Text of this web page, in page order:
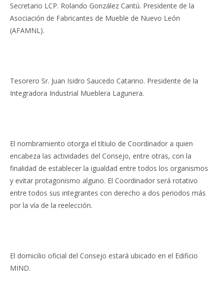
Secretario LCP. Rolando González Cantú. Presidente de la
Asociación de Fabricantes de Mueble de Nuevo León
(AFAMNL).
Tesorero Sr. Juan Isidro Saucedo Catarino. Presidente de la
Integradora Industrial Mueblera Lagunera.
El nombramiento otorga el títiulo de Coordinador a quien
encabeza las actividades del Consejo, entre otras, con la
finalidad de establecer la igualdad entre todos los organismos
y evitar protagonismo alguno. El Coordinador será rotativo
entre todos sus integrantes con derecho a dos periodos más
por la vía de la reelección.
El domicilio oficial del Consejo estará ubicado en el Edificio
MIND.